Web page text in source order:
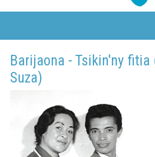
Barijaona - Tsikin'ny fitia
Suza)